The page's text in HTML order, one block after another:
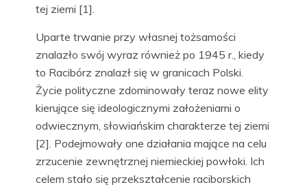
tej ziemi [1].
Uparte trwanie przy własnej tożsamości
znalazło swój wyraz również po 1945 r., kiedy
to Racibórz znalazł się w granicach Polski.
Życie polityczne zdominowały teraz nowe elity
kierujące się ideologicznymi założeniami o
odwiecznym, słowiańskim charakterze tej ziemi
[2]. Podejmowały one działania mające na celu
zrzucenie zewnętrznej niemieckiej powłoki. Ich
celem stało się przekształcenie raciborskich